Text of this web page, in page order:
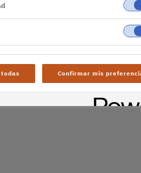
Confirmar mis